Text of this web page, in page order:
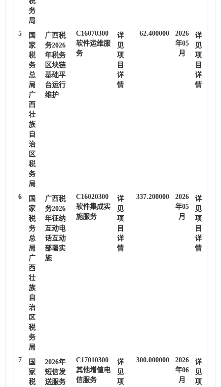
务
局
5
国
家
税
务
总
局
广
西
壮
族
自
治
区
税
务
局
广西税
务2026
年税务
区块链
基础平
台运行
维护
C16070300
软件运维服
务
详
见
项
目
详
情
62.400000
2026
年05
月
详
见
项
目
详
情
6
国
家
税
务
总
局
广
西
壮
族
自
治
区
税
务
局
广西税
务2026
年征纳
互动电
话互动
部署实
施
C16020300
软件集成实
施服务
详
见
项
目
详
情
337.200000
2026
年05
月
详
见
项
目
详
情
7
国
家
税
2026年
短信发
送服务
C17010300
其他增值电
信服务
详
见
项
300.000000
2026
年06
月
详
见
项